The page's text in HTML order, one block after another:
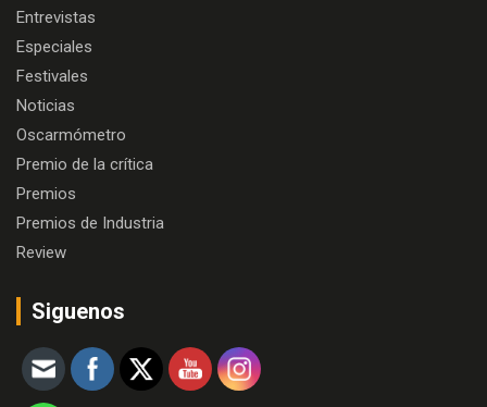
Entrevistas
Especiales
Festivales
Noticias
Oscarmómetro
Premio de la crítica
Premios
Premios de Industria
Review
Siguenos